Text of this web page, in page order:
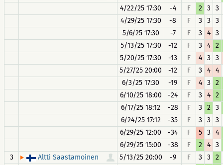
4/22/25 17:30
-4 F 2 3
3
4/29/25 17:30
-8 F 3 3
3
5/6/25 17:30
-7 F 3 4
3
5/13/25 17:30
-12 F 3 4
2
5/20/25 17:30
-13 F 4 3
3
5/27/25 20:00
-12 F 3 4
4
6/3/25 17:30
-19 F 4 3
2
6/10/25 18:00
-24 F 3 4
2
6/17/25 18:12
-28 F 3 2
3
6/24/25 17:12
-35 F 3 3
3
6/29/25 12:00
-34 F 5 3
4
6/29/25 15:00
-38 F 2 4
3
3
Altti Saastamoinen 5/13/25 20:00 -9 F 3 3
2